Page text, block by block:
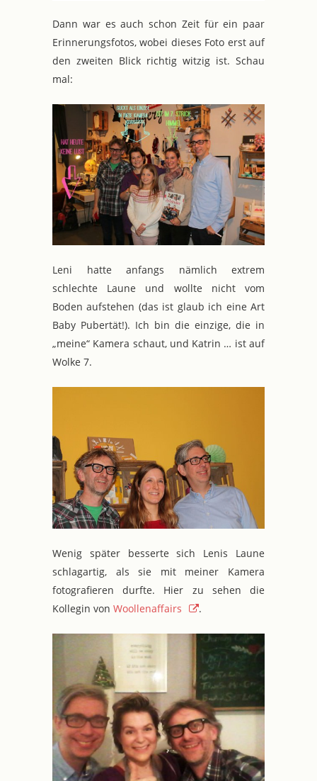
Dann war es auch schon Zeit für ein paar
Erinnerungsfotos, wobei dieses Foto erst auf
den zweiten Blick richtig witzig ist. Schau
mal:
Leni hatte anfangs nämlich extrem
schlechte Laune und wollte nicht vom
Boden aufstehen (das ist glaub ich eine Art
Baby Pubertät!). Ich bin die einzige, die in
„meine“ Kamera schaut, und Katrin … ist auf
Wolke 7.
Wenig später besserte sich Lenis Laune
schlagartig, als sie mit meiner Kamera
fotografieren durfte. Hier zu sehen die
Kollegin von Woollenaffairs .